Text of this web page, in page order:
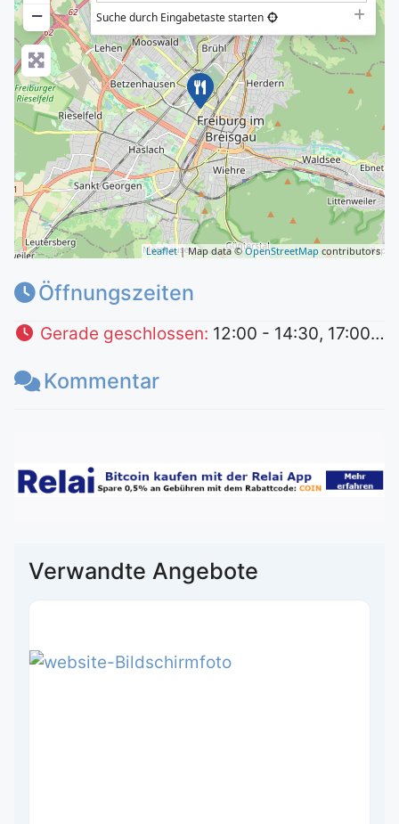
−
Suche durch Eingabetaste starten
Leaflet| Map data ©OpenStreetMap contributors
Öffnungszeiten
Gerade geschlossen: 12:00 - 14:30, 17:00 - 22:00
Kommentar
Verwandte Angebote